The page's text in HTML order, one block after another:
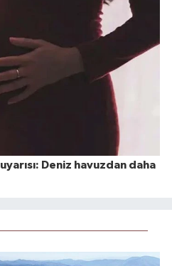
Deniz havuzdan daha